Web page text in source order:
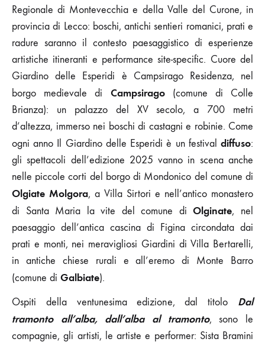
Regionale di Montevecchia e della Valle del Curone, in
provincia di Lecco: boschi, antichi sentieri romanici, prati e
radure saranno il contesto paesaggistico di esperienze
artistiche itineranti e performance site-specific. Cuore del
Giardino delle Esperidi è Campsirago Residenza, nel
borgo medievale di Campsirago(comune di Colle
Brianza): un palazzo del XV secolo, a 700 metri
d’altezza, immerso nei boschi di castagni e robinie. Come
ogni anno Il Giardino delle Esperidi è un festival diffuso:
gli spettacoli dell’edizione 2025 vanno in scena anche
nelle piccole corti del borgo di Mondonico del comune di
Olgiate Molgora, a Villa Sirtori e nell’antico monastero
di Santa Maria la vite del comune diOlginate, nel
paesaggio dell’antica cascina di Figina circondata dai
prati e monti, nei meravigliosi Giardini di Villa Bertarelli,
in antiche chiese rurali e all’eremo di Monte Barro
(comune di Galbiate).
Ospiti della ventunesima edizione, dal titolo Dal
tramonto all’alba, dall’alba al tramonto, sono le
compagnie, gli artisti, le artiste e performer: Sista Bramini